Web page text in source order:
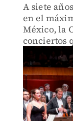
A siete
en el
México, la
conciertos
solistas